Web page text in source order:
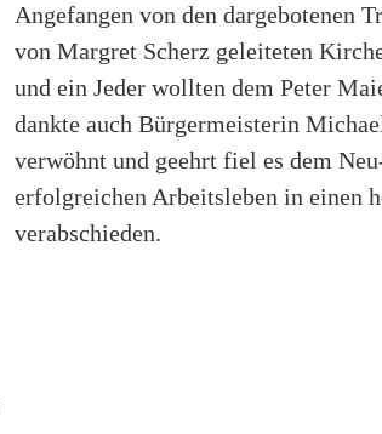
Angefangen von den dargebotenen
von Margret Scherz geleiteten
und ein Jeder wollten dem Peter
dankte auch Bürgermeisterin
verwöhnt und geehrt fiel es dem
erfolgreichen Arbeitsleben in einen
verabschieden.